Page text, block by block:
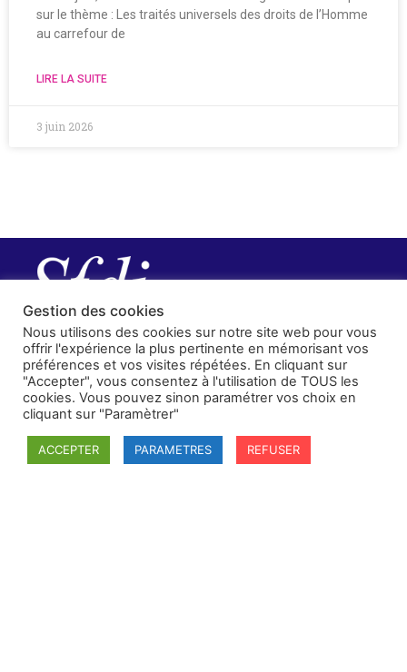
sur le thème : Les traités universels des droits de l’Homme
au carrefour de
LIRE LA SUITE
3 juin 2026
SFDI
Gestion des cookies
Nous utilisons des cookies sur notre site web pour vous
offrir l'expérience la plus pertinente en mémorisant vos
préférences et vos visites répétées. En cliquant sur
"Accepter", vous consentez à l'utilisation de TOUS les
cookies. Vous pouvez sinon paramétrer vos choix en
cliquant sur "Paramètrer"
ACCEPTER PARAMETRES REFUSER